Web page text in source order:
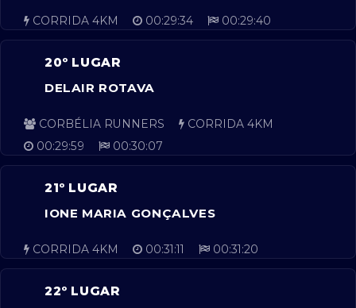
CORRIDA 4KM 00:29:34 00:29:40
20º LUGAR
DELAIR ROTAVA
CORBÉLIA RUNNERS
CORRIDA 4KM
00:29:59
00:30:07
21º LUGAR
IONE MARIA GONÇALVES
CORRIDA 4KM 00:31:11 00:31:20
22º LUGAR